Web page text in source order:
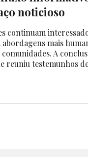
noticioso
continuam
mais
comunidades. A
reuniu testemunhos